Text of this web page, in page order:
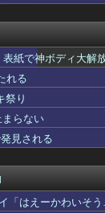
「もちろん中国の
は衝撃
エンターテインメン
ｗｗｗｗ❤
氏に送られた包丁セ
パール国籍の男逮捕
庫枯渇の報道受け
た警察官から「これ
ｗｗｗｗｗｗ(画...
ｗｗｗｗｗｗｗ
表紙で神ボディ大解
れる
祭り
まらない
見される
はえーかわいそ